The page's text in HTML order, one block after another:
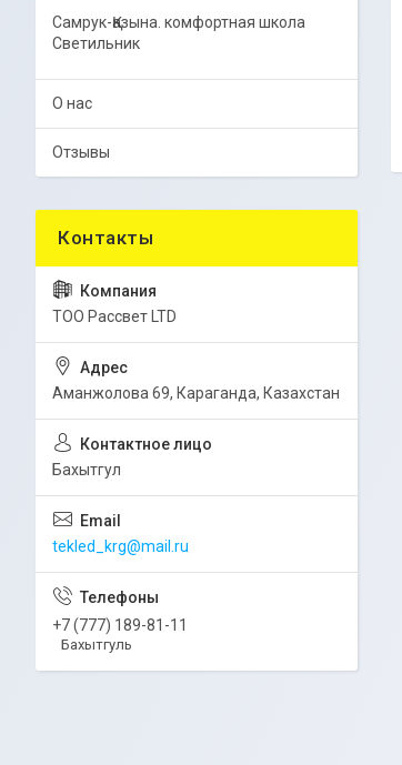
Самрук-Қазына. комфортная школа
Светильник
О нас
Отзывы
ТОО Рассвет LTD
Аманжолова 69, Караганда, Казахстан
Бахытгул
tekled_krg@mail.ru
+7 (777) 189-81-11
Бахытгуль